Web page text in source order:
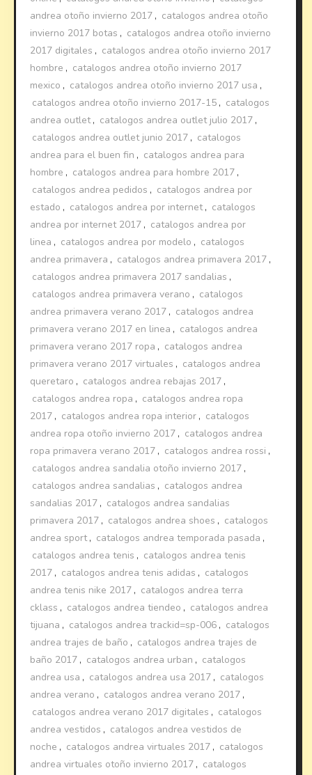
andrea otoño invierno 2017 , catalogos andrea otoño
invierno 2017 botas , catalogos andrea otoño invierno
2017 digitales , catalogos andrea otoño invierno 2017
hombre , catalogos andrea otoño invierno 2017
mexico , catalogos andrea otoño invierno 2017 usa ,
catalogos andrea otoño invierno 2017-15 , catalogos
andrea outlet, catalogos andrea outlet julio 2017 ,
catalogos andrea outlet junio 2017 , catalogos
andrea para el buen fin , catalogos andrea para
hombre , catalogos andrea para hombre 2017 ,
catalogos andrea pedidos , catalogos andrea por
estado , catalogos andrea por internet, catalogos
andrea por internet 2017 , catalogos andrea por
linea , catalogos andrea por modelo , catalogos
andrea primavera , catalogos andrea primavera 2017 ,
catalogos andrea primavera 2017 sandalias ,
catalogos andrea primavera verano , catalogos
andrea primavera verano 2017 , catalogos andrea
primavera verano 2017 en linea , catalogos andrea
primavera verano 2017 ropa , catalogos andrea
primavera verano 2017 virtuales , catalogos andrea
queretaro , catalogos andrea rebajas 2017 ,
catalogos andrea ropa , catalogos andrea ropa
2017 , catalogos andrea ropa interior , catalogos
andrea ropa otoño invierno 2017 , catalogos andrea
ropa primavera verano 2017 , catalogos andrea rossi ,
catalogos andrea sandalia otoño invierno 2017 ,
catalogos andrea sandalias , catalogos andrea
sandalias 2017 , catalogos andrea sandalias
primavera 2017 , catalogos andrea shoes , catalogos
andrea sport, catalogos andrea temporada pasada ,
catalogos andrea tenis , catalogos andrea tenis
2017 , catalogos andrea tenis adidas , catalogos
andrea tenis nike 2017 , catalogos andrea terra
cklass , catalogos andrea tiendeo , catalogos andrea
tijuana , catalogos andrea trackid=sp-006 , catalogos
andrea trajes de baño , catalogos andrea trajes de
baño 2017 , catalogos andrea urban , catalogos
andrea usa , catalogos andrea usa 2017 , catalogos
andrea verano , catalogos andrea verano 2017 ,
catalogos andrea verano 2017 digitales , catalogos
andrea vestidos , catalogos andrea vestidos de
noche , catalogos andrea virtuales 2017 , catalogos
andrea virtuales otoño invierno 2017 , catalogos